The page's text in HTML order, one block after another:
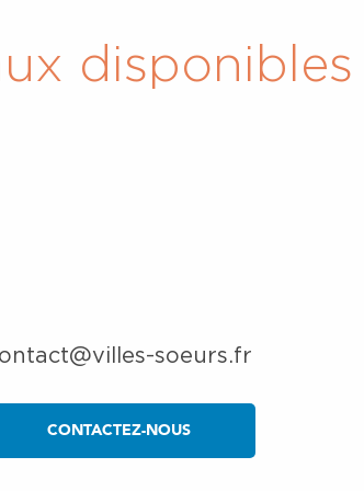
disponibles
soeurs.fr
CONTACTEZ-NOUS